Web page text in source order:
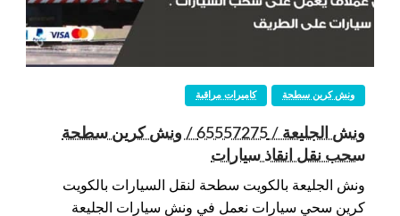
كاميرات مراقبة ونش كرين سطحة
ونش الجليعة / 65557275 / ونش كرين سطحة
سحب نقل انقاذ سيارات
ونش الجليعة بالكويت سطحة لنقل السيارات بالكويت
كرين سحي سيارات نعمل في ونش سيارات الجليعة